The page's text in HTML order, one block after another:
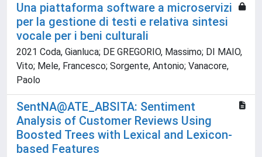
Una piattaforma software a microservizi
per la gestione di testi e relativa sintesi
vocale per i beni culturali
2021 Coda, Gianluca; DE GREGORIO, Massimo; DI MAIO,
Vito; Mele, Francesco; Sorgente, Antonio; Vanacore,
Paolo
SentNA@ATE_ABSITA: Sentiment
Analysis of Customer Reviews Using
Boosted Trees with Lexical and Lexicon-
based Features